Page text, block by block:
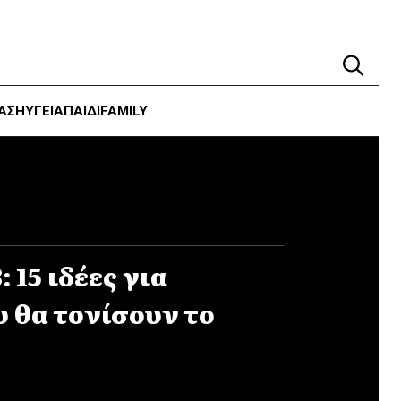
ΥΓΕΊΑΠΑΙΔΙFAMILY
ιδέες για
θα τονίσουν το